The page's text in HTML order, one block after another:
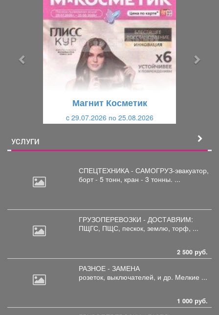
Магнит Косметик
c 29.07.2026 по 25.08.2026
УСЛУГИ
СПЕЦТЕХНИКА - САМОГРУЗ-эвакуатор,
борт - 5 тонн, кран - 3 тонны. ...
ГРУЗОПЕРЕВОЗКИ - ДОСТАВЯИМ:
ПЩГС, ПЩС, пескок, землю, торф, ...
2 500 руб.
РАЗНОЕ - ЗАМЕНА
розеток, выключателей, и др. Мелкие ...
1 000 руб.